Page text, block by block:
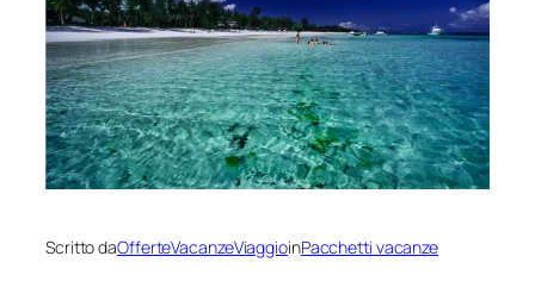
Scritto daOfferteVacanzeViaggioinPacchetti vacanze